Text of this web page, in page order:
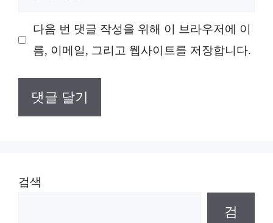
트
다음 번 댓글 작성을 위해 이 브라우저에 이
름, 이메일, 그리고 웹사이트를 저장합니다.
검색
검